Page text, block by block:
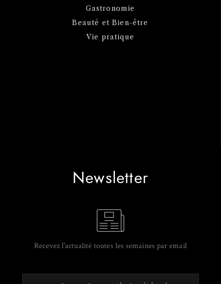
Gastronomie
Beauté et Bien-être
Vie pratique
Newsletter
Recevez l'actualité toutes les semaines par email